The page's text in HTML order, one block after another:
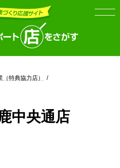
特典協力店）
中央通店